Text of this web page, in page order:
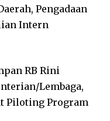
Pengadaan
Intern
RB Rini
Lembaga,
Piloting Program